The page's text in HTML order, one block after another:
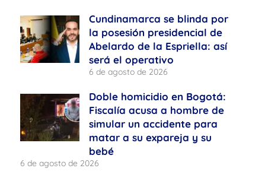
Cundinamarca se blinda por
la posesión presidencial de
Abelardo de la Espriella: así
será el operativo
6 de agosto de 2026
Doble homicidio en Bogotá:
Fiscalía acusa a hombre de
simular un accidente para
matar a su expareja y su
bebé
6 de agosto de 2026